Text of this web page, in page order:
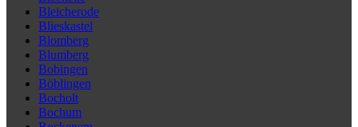
Bleicherode
Blieskastel
Blomberg
Blumberg
Bobingen
Böblingen
Bocholt
Bochum